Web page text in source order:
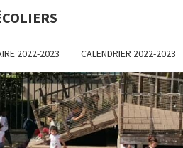
2022-2023 CALENDRIER 2022-2023